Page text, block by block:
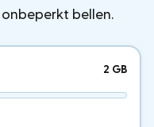
bellen.
2 GB